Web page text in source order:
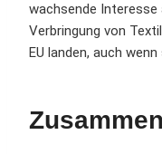
wachsende Interesse
Verbringung von
EU landen, auch